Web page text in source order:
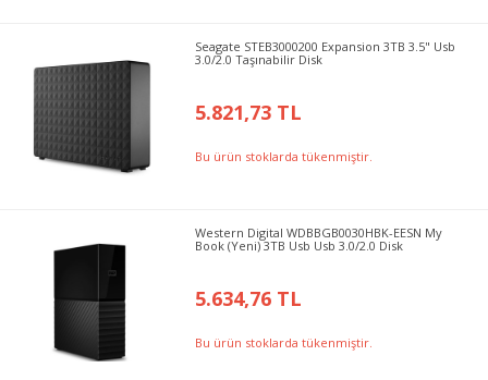
Seagate STEB3000200 Expansion 3TB 3.5" Usb
3.0/2.0 Taşınabilir Disk
5.821,73 TL
Bu ürün stoklarda tükenmiştir.
Western Digital WDBBGB0030HBK-EESN My
Book (Yeni) 3TB Usb Usb 3.0/2.0 Disk
5.634,76 TL
Bu ürün stoklarda tükenmiştir.